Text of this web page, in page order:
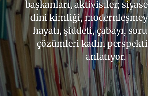
başkanları, aktivistler;
dini kimliği,
hayatı, şiddeti, çabayı,
çözümleri kadın
anlatıyor.